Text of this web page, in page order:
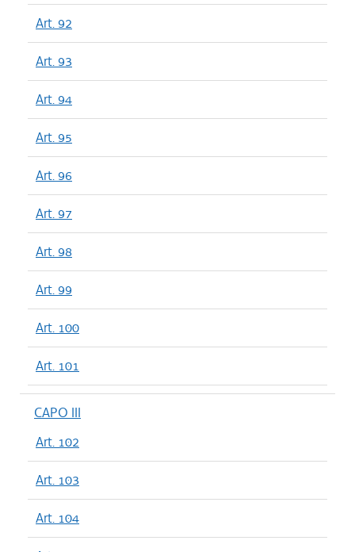
Art. 92
Art. 93
Art. 94
Art. 95
Art. 96
Art. 97
Art. 98
Art. 99
Art. 100
Art. 101
CAPO III
Art. 102
Art. 103
Art. 104